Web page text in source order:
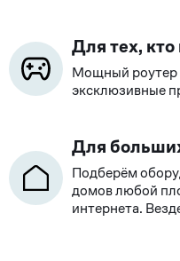
Для тех, кто
Мощный роутер
эксклюзивные
Для
Подберём
домов любой
интернета.